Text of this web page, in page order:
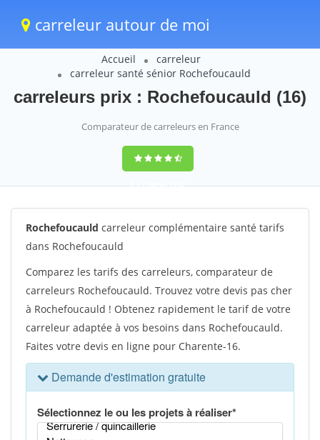
carreleur autour de moi
Accueil
carreleur
carreleur santé sénior Rochefoucauld
carreleurs prix : Rochefoucauld (16)
Comparateur de carreleurs en France
9,2(100%)1242
votes
Rochefoucauld carreleur complémentaire santé tarifs
dans Rochefoucauld
Comparez les tarifs des carreleurs, comparateur de
carreleurs Rochefoucauld. Trouvez votre devis pas cher
à Rochefoucauld ! Obtenez rapidement le tarif de votre
carreleur adaptée à vos besoins dans Rochefoucauld.
Faites votre devis en ligne pour Charente-16.